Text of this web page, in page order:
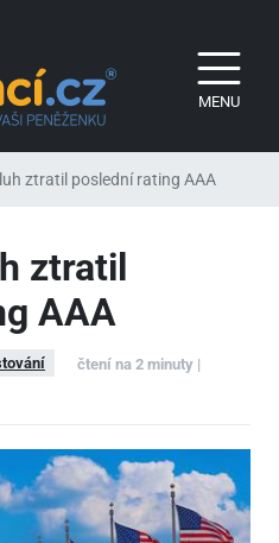
MENU
ztratil poslední rating AAA
ztratil
AAA
čtení na 2 minuty |